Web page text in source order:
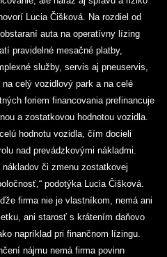
Lucia Čišková. Na rozdiel od
auta na operatívny lízing
pravidelné mesačné platby,
služby, servis aj pneuservis,
celý vozidlový park a na celé
foriem financovania prefinancuje
a zostatkovou hodnotou vozidla.
hodnotu vozidla, čím docieli
nad prevádzkovými nákladmi.
či zmenu zostatkovej
podotýka Lucia Čišková.
firma nie je vlastníkom, nemá ani
ani starosť s krátením daňovo
napríklad pri finančnom lízingu.
nájmu nemá firma povinn